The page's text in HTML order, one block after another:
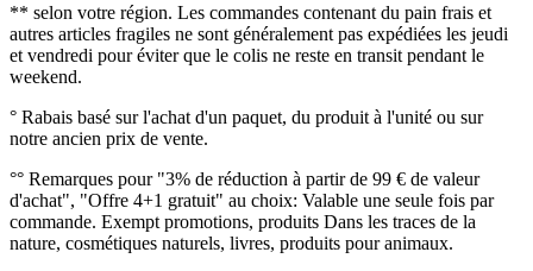
** selon votre région. Les commandes contenant du pain frais et
autres articles fragiles ne sont généralement pas expédiées les jeudi
et vendredi pour éviter que le colis ne reste en transit pendant le
weekend.
° Rabais basé sur l'achat d'un paquet, du produit à l'unité ou sur
notre ancien prix de vente.
°° Remarques pour "3% de réduction à partir de 99 € de valeur
d'achat", "Offre 4+1 gratuit" au choix: Valable une seule fois par
commande. Exempt promotions, produits Dans les traces de la
nature, cosmétiques naturels, livres, produits pour animaux.